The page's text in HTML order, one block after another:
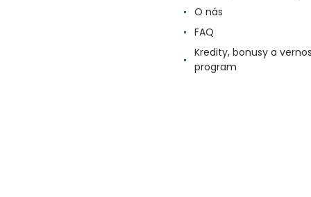
O nás
FAQ
Kredity, bonusy a
program